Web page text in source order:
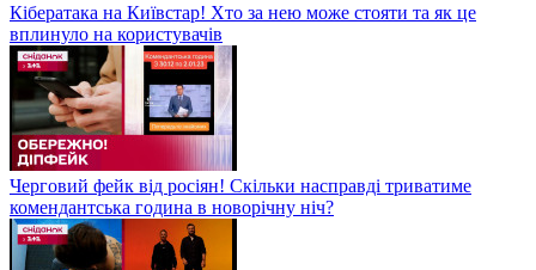
Кібератака на Київстар! Хто за нею може стояти та як це
вплинуло на користувачів
Черговий фейк від росіян! Скільки насправді триватиме
комендантська година в новорічну ніч?